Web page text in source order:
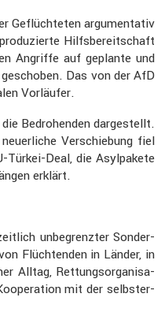
Geflüch­teten argumen­tativ
Hilfs­be­reit­schaft
Angriffe auf geplante und
Das von der AfD
Vorläufer.
Bedro­henden darge­stellt.
Verschie­bung fiel
Deal, die Asylpa­kete
erklärt.
unbegrenzter Sonder-
Flüch­tenden in Länder, in
Alltag, Rettungs­or­ga­ni­sa­
mit der selbst­er­